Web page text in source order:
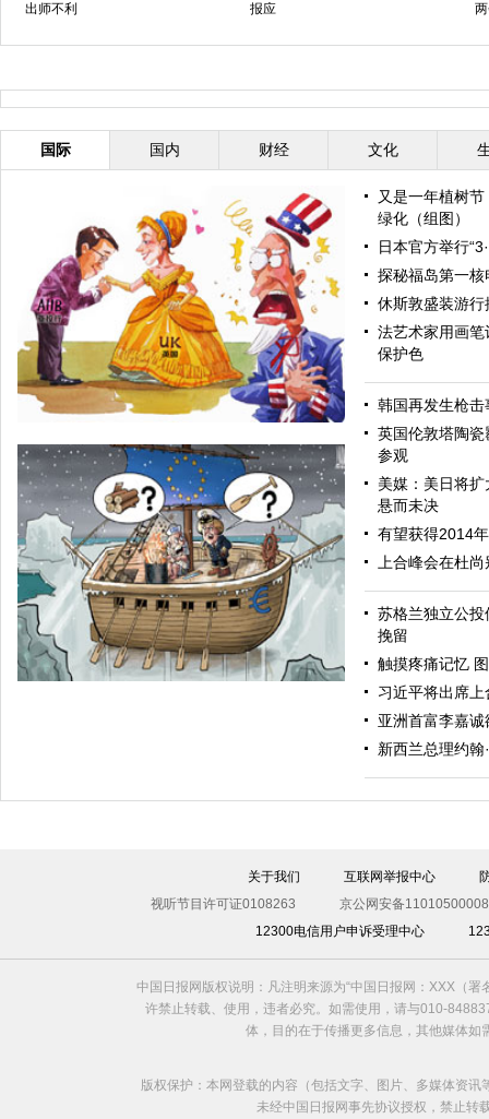
出师不利 报应
国际 国内 财经 文化
毅然转身
又是一年植树
绿化（组图）
日本官方举行
探秘福岛第一
休斯敦盛装游
法艺术家用画笔
保护色
韩国再发生枪
英国伦敦塔陶
参观
美媒：美日将
悬而未决
有望获得2014
上合峰会在杜
苏格兰独立公
挽留
触摸疼痛记忆
习近平将出席
亚洲首富李嘉
新西兰总理约翰
关于我们 互联网举报中心
视听节目许可证0108263
京公网安备
12300电信用户申诉受理中心
中国日报网版权说明：凡注明来源为“中国日报网：XXX（
许禁止转载、使用，违者必究。如需使用，请与010-
体，目的在于传播更多信息，其他媒体
版权保护：本网登载的内容（包括文字、图片、多媒体资
未经中国日报网事先协议授权，禁止转